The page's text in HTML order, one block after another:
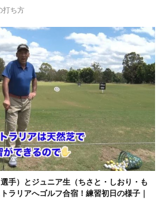
打ち方
手）とジュニア生（ちさと・しおり・も
ラリアへゴルフ合宿！練習初日の様子｜